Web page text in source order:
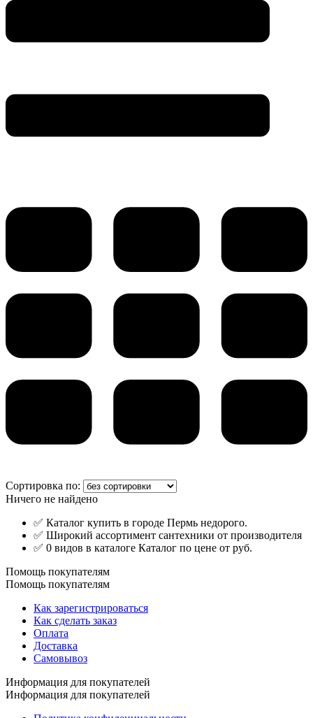
Сортировка по:
Ничего не найдено
✅ Каталог купить в городе Пермь недорого.
✅ Широкий ассортимент сантехники от производителя
✅ 0 видов в каталоге Каталог по цене от руб.
Помощь покупателям
Помощь покупателям
Как зарегистрироваться
Как сделать заказ
Оплата
Доставка
Самовывоз
Информация для покупателей
Информация для покупателей